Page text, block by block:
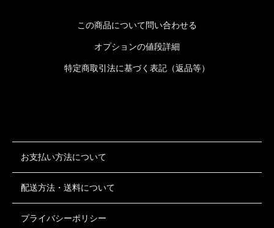
この商品について問い合わせる
オプションの値段詳細
特定商取引法に基づく表記（返品等）
お支払い方法について
配送方法・送料について
プライバシーポリシー